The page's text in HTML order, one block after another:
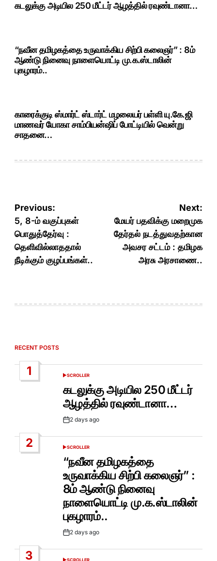
கடலுக்கு அடியில 250 மீட்டர் ஆழத்தில் ரவுண்டானா…
“நவீன தமிழகத்தை உருவாக்கிய சிற்பி கலைஞர்” : 8ம்
ஆண்டு நினைவு நாளையொட்டி மு.க.ஸ்டாலின்
புகழாரம்..
காரைக்குடி ஸ்மார்ட் ஸ்டார்ட் மழலையர் பள்ளி யு.கே.ஜி
மாணவர் யோகா சாம்பியன்ஷிப் போட்டியில் வென்று
சாதனை…
Post
navigation
Previous:
5, 8-ம் வகுப்புகள்
பொதுத்தேர்வு :
தெளிவில்லாததால்
நீடிக்கும் குழப்பங்கள்..
Next:
மேயர் பதவிக்கு மறைமுக
தேர்தல் நடத்துவதற்கான
அவசர சட்டம் : தமிழக
அரசு அரசாணை..
RECENT POSTS
1
POSTED
SCROLLER
கடலுக்கு அடியில 250 மீட்டர்
ஆழத்தில் ரவுண்டானா…
Post2 days ago
2
POSTED
IN
SCROLLER
“நவீன தமிழகத்தை
உருவாக்கிய சிற்பி கலைஞர்” :
8ம் ஆண்டு நினைவு
நாளையொட்டி மு.க.ஸ்டாலின்
புகழாரம்..
Post2 days ago
3 SCROLLER